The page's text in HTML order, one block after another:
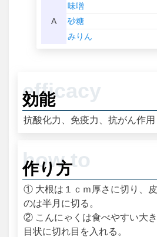
A
味噌
砂糖
みりん
効能
抗酸化力、免疫力、抗がん作用
作り方
① 大根は１ｃｍ厚さに切り、
のは半月に切る。
② こんにゃくは食べやすい大
目状に切れ目を入れる。